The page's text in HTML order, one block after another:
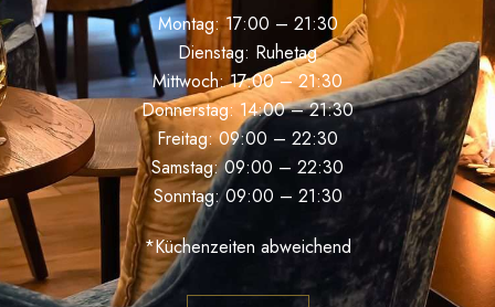
Montag: 17:00 – 21:30
Dienstag: Ruhetag
Mittwoch: 17:00 – 21:30
Donnerstag: 14:00 – 21:30
Freitag: 09:00 – 22:30
Samstag: 09:00 – 22:30
Sonntag: 09:00 – 21:30
*Küchenzeiten abweichend